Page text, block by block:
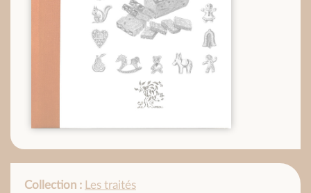
Collection : Les traités